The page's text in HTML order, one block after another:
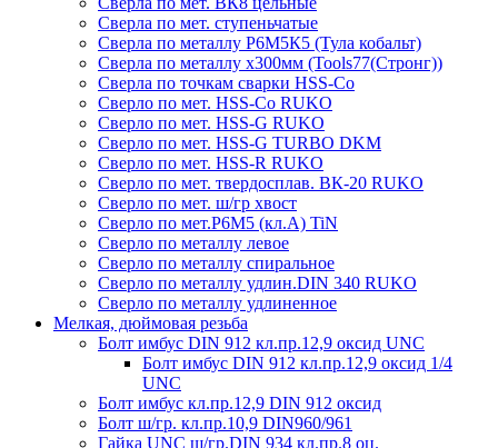
Сверла по мет. ступеньчатые
Сверла по металлу Р6М5К5 (Тула кобальт)
Сверла по металлу х300мм (Tools77(Стронг))
Сверла по точкам сварки HSS-Co
Сверло по мет. HSS-Co RUKO
Сверло по мет. HSS-G RUKO
Сверло по мет. HSS-G TURBO DKM
Сверло по мет. HSS-R RUKO
Сверло по мет. твердосплав. ВК-20 RUKO
Сверло по мет. ш/гр хвост
Сверло по мет.Р6М5 (кл.А) TiN
Сверло по металлу левое
Сверло по металлу спиральное
Сверло по металлу удлин.DIN 340 RUKO
Сверло по металлу удлиненное
Мелкая, дюймовая резьба
Болт имбус DIN 912 кл.пр.12,9 оксид UNC
Болт имбус DIN 912 кл.пр.12,9 оксид 1/4
UNC
Болт имбус кл.пр.12,9 DIN 912 оксид
Болт ш/гр. кл.пр.10,9 DIN960/961
Гайка UNC ш/гр.DIN 934 кл.пр.8 оц.